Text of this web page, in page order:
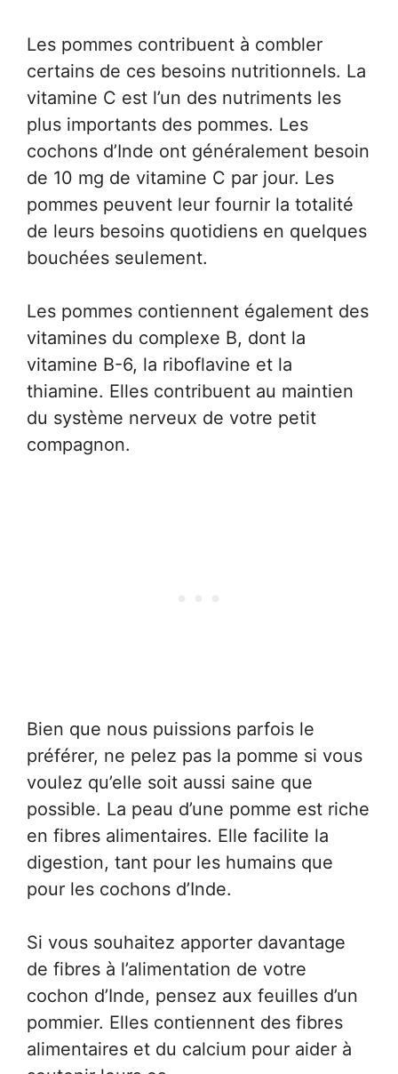
Les pommes contribuent à combler
certains de ces besoins nutritionnels. La
vitamine C est l’un des nutriments les
plus importants des pommes. Les
cochons d’Inde ont généralement besoin
de 10 mg de vitamine C par jour. Les
pommes peuvent leur fournir la totalité
de leurs besoins quotidiens en quelques
bouchées seulement.
Les pommes contiennent également des
vitamines du complexe B, dont la
vitamine B-6, la riboflavine et la
thiamine. Elles contribuent au maintien
du système nerveux de votre petit
compagnon.
Bien que nous puissions parfois le
préférer, ne pelez pas la pomme si vous
voulez qu’elle soit aussi saine que
possible. La peau d’une pomme est riche
en fibres alimentaires. Elle facilite la
digestion, tant pour les humains que
pour les cochons d’Inde.
Si vous souhaitez apporter davantage
de fibres à l’alimentation de votre
cochon d’Inde, pensez aux feuilles d’un
pommier. Elles contiennent des fibres
alimentaires et du calcium pour aider à